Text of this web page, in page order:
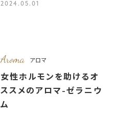
2024.05.01
Aroma アロマ
女性ホルモンを助けるオ
ススメのアロマ-ゼラニウ
ム